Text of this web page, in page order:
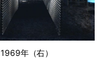
年（右）